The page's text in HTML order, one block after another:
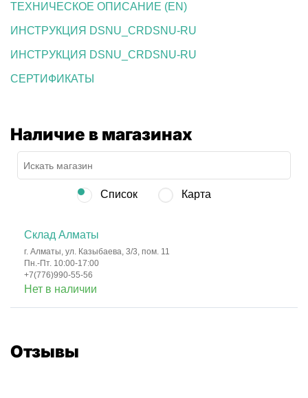
ТЕХНИЧЕСКОЕ ОПИСАНИЕ (EN)
ИНСТРУКЦИЯ DSNU_CRDSNU-RU
ИНСТРУКЦИЯ DSNU_CRDSNU-RU
СЕРТИФИКАТЫ
Наличие в магазинах
Список Карта
Склад Алматы
г. Алматы, ул. Казыбаева, 3/3, пом. 11
Пн.-Пт. 10:00-17:00
+7(776)990-55-56
Нет в наличии
Отзывы